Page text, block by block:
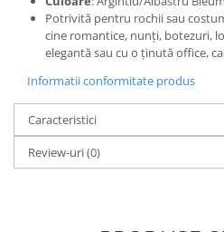
Potrivită pentru rochii sau
cine romantice, nunți, botezuri,
elegantă sau cu o ținută office,
Informatii conformitate produs
Caracteristici
Review-uri(0)